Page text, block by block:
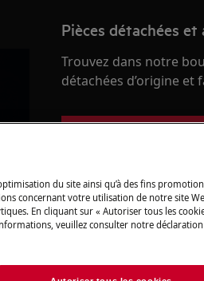
Pièces détachées et
Trouvez dans notre
détachées d’origine et
Trouvez votre
Résolvez les
et autres documents
du site ainsi qu’à des fins
concernant votre utilisation de notre site
En cliquant sur « Autoriser tous les
veuillez consulter notre déclaration